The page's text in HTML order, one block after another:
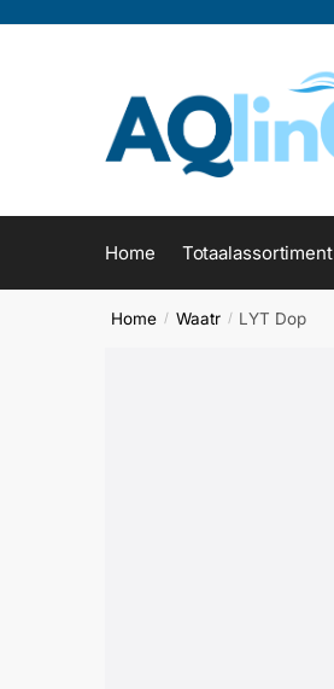
Home Totaalassortiment
Home / Waatr / LYT Dop